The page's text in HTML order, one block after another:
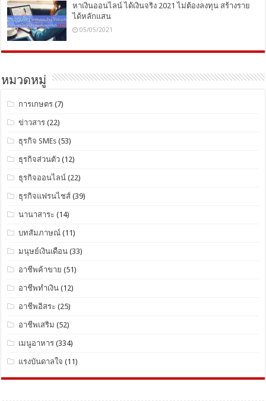
หาเงินออนไลน์ ได้เงินจริง 2021 ไม่ต้องลงทุน สร้างราย
ได้หลักแสน
05/05/2021
หมวดหมู่
การเกษตร (7)
ข่าวสาร (22)
ธุรกิจ SMEs (53)
ธุรกิจส่วนตัว (12)
ธุรกิจออนไลน์ (22)
ธุรกิจแฟรนไชส์ (39)
นานาสาระ (14)
บทสัมภาษณ์ (11)
มนุษย์เงินเดือน (33)
อาชีพค้าขาย (51)
อาชีพทำเงิน (12)
อาชีพอิสระ (25)
อาชีพเสริม (52)
เมนูอาหาร (334)
แรงบันดาลใจ (11)